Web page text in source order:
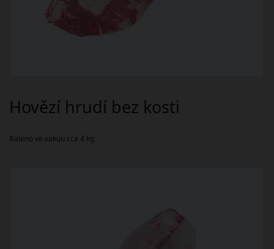
Baleno ve vakuu cca 4 kg
Hovězí hrudí bez kosti